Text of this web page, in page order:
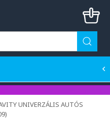
UNIVERZÁLIS AUTÓS